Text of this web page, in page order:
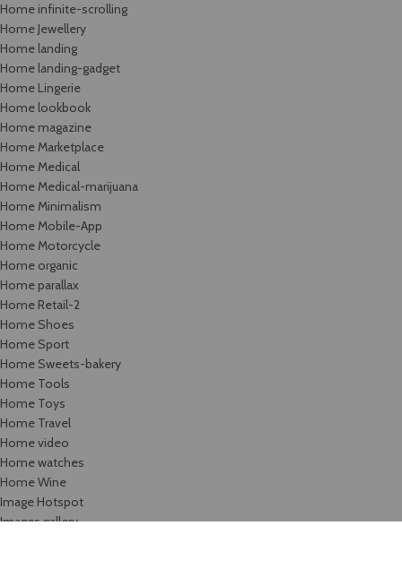
Home infinite-scrolling
Home Jewellery
Home landing
Home landing-gadget
Home Lingerie
Home lookbook
Home magazine
Home Marketplace
Home Medical
Home Medical-marijuana
Home Minimalism
Home Mobile-App
Home Motorcycle
Home organic
Home parallax
Home Retail-2
Home Shoes
Home Sport
Home Sweets-bakery
Home Tools
Home Toys
Home Travel
Home video
Home watches
Home Wine
Image Hotspot
Images gallery